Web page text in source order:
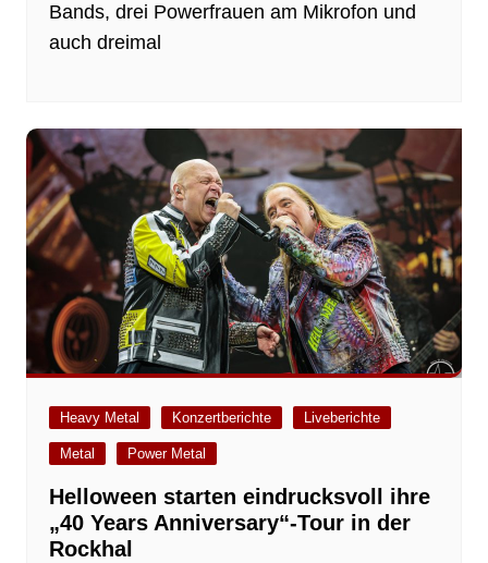
Bands, drei Powerfrauen am Mikrofon und
auch dreimal
Heavy Metal Konzertberichte Liveberichte
Metal Power Metal
Helloween starten eindrucksvoll ihre
„40 Years Anniversary“-Tour in der
Rockhal